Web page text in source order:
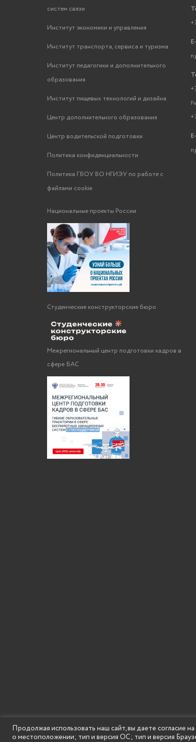
систем связи
Институт экономики и управления
Институт транспорта, сервиса и туризма
Институт педагогики и дополнительного
образования
Институт пищевых технологий и дизайна
Центр дополнительного образования
Центр водительской подготовки
Политика конфиденциальности
Политика ГБОУ ВО НГИЭУ по работе с
файлами cookie
Национальные проекты России
Студенческие конструкторские бюро
Межрегиональный центр подготовки кадров в
сфере БАС
SECONDARY
Продолжая использовать наш сайт, вы даете согласие
о местоположении; тип и версия ОС; тип и версия